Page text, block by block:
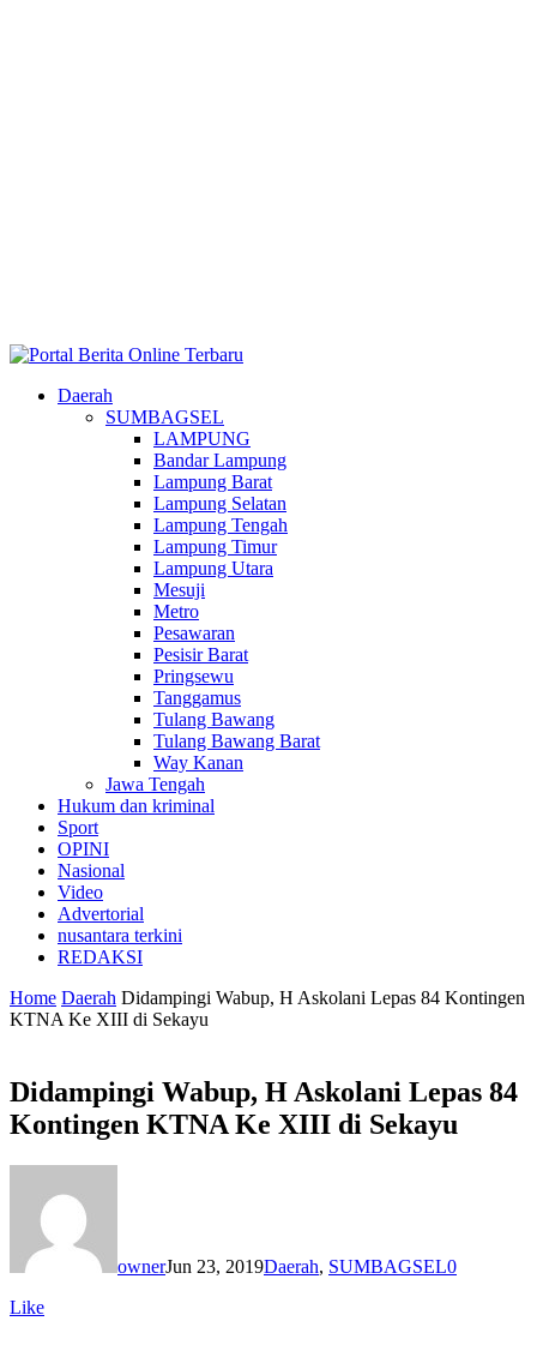
Daerah
SUMBAGSEL
LAMPUNG
Bandar Lampung
Lampung Barat
Lampung Selatan
Lampung Tengah
Lampung Timur
Lampung Utara
Mesuji
Metro
Pesawaran
Pesisir Barat
Pringsewu
Tanggamus
Tulang Bawang
Tulang Bawang Barat
Way Kanan
Jawa Tengah
Hukum dan kriminal
Sport
OPINI
Nasional
Video
Advertorial
nusantara terkini
REDAKSI
Home Daerah Didampingi Wabup, H Askolani Lepas 84 Kontingen
KTNA Ke XIII di Sekayu
Didampingi Wabup, H Askolani Lepas 84
Kontingen KTNA Ke XIII di Sekayu
ownerJun 23, 2019Daerah, SUMBAGSEL0
Like